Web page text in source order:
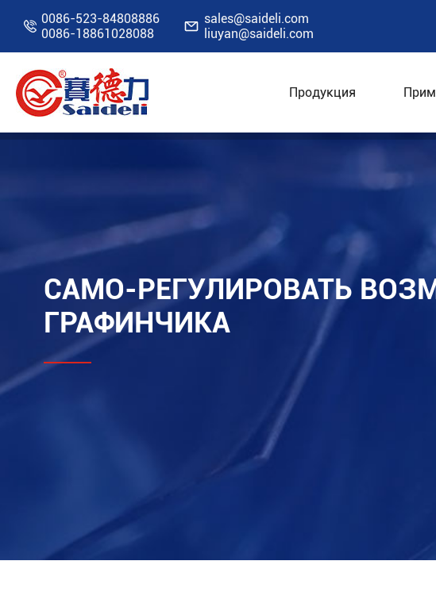
 0086-523-84808886
0086-18861028088
 sales@saideli.com
liuyan@saideli.com
Продукция
Главная Ресурсы
САМО-РЕГУЛИРОВАТЬ
ГРАФИНЧИКА